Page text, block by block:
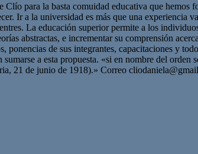
para la basta comuidad educativa que
Ir a la universidad es más que una experiencia
La educación superior permite a los
abstractas, e incrementar su comprensión
ponencias de sus integrantes, capacitaciones y
a esta propuesta. «si en nombre del
21 de junio de 1918).» Correo